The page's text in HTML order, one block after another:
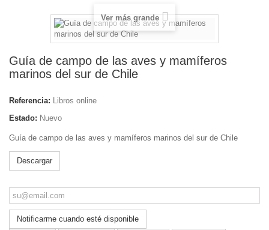
Ver más grande
Guía de campo de las aves y mamíferos
marinos del sur de Chile
Referencia: Libros online
Estado: Nuevo
Guía de campo de las aves y mamíferos marinos del sur de Chile
Descargar
Notificarme cuando esté disponible